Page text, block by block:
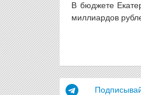
В бюджете
миллиардов